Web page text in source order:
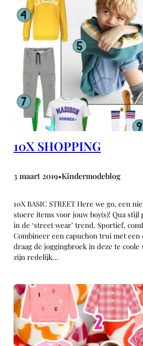
10X SHOPPING
3 maart 2019•Kindermodeblog
10X BASIC STREET Here we go, een
stoere items voor jouw boy(s)! Qua stijl
in de ‘street wear’ trend. Sportief,
Combineer een capuchon trui met een
draag de joggingbroek in deze te coole
zijn redelijk…